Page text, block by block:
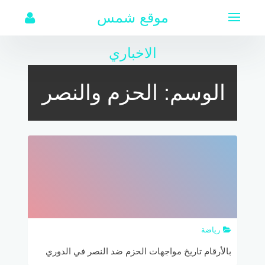
موقع شمس
الاخباري
الوسم: الحزم والنصر
رياضة
بالأرقام تاريخ مواجهات الحزم ضد النصر في الدوري